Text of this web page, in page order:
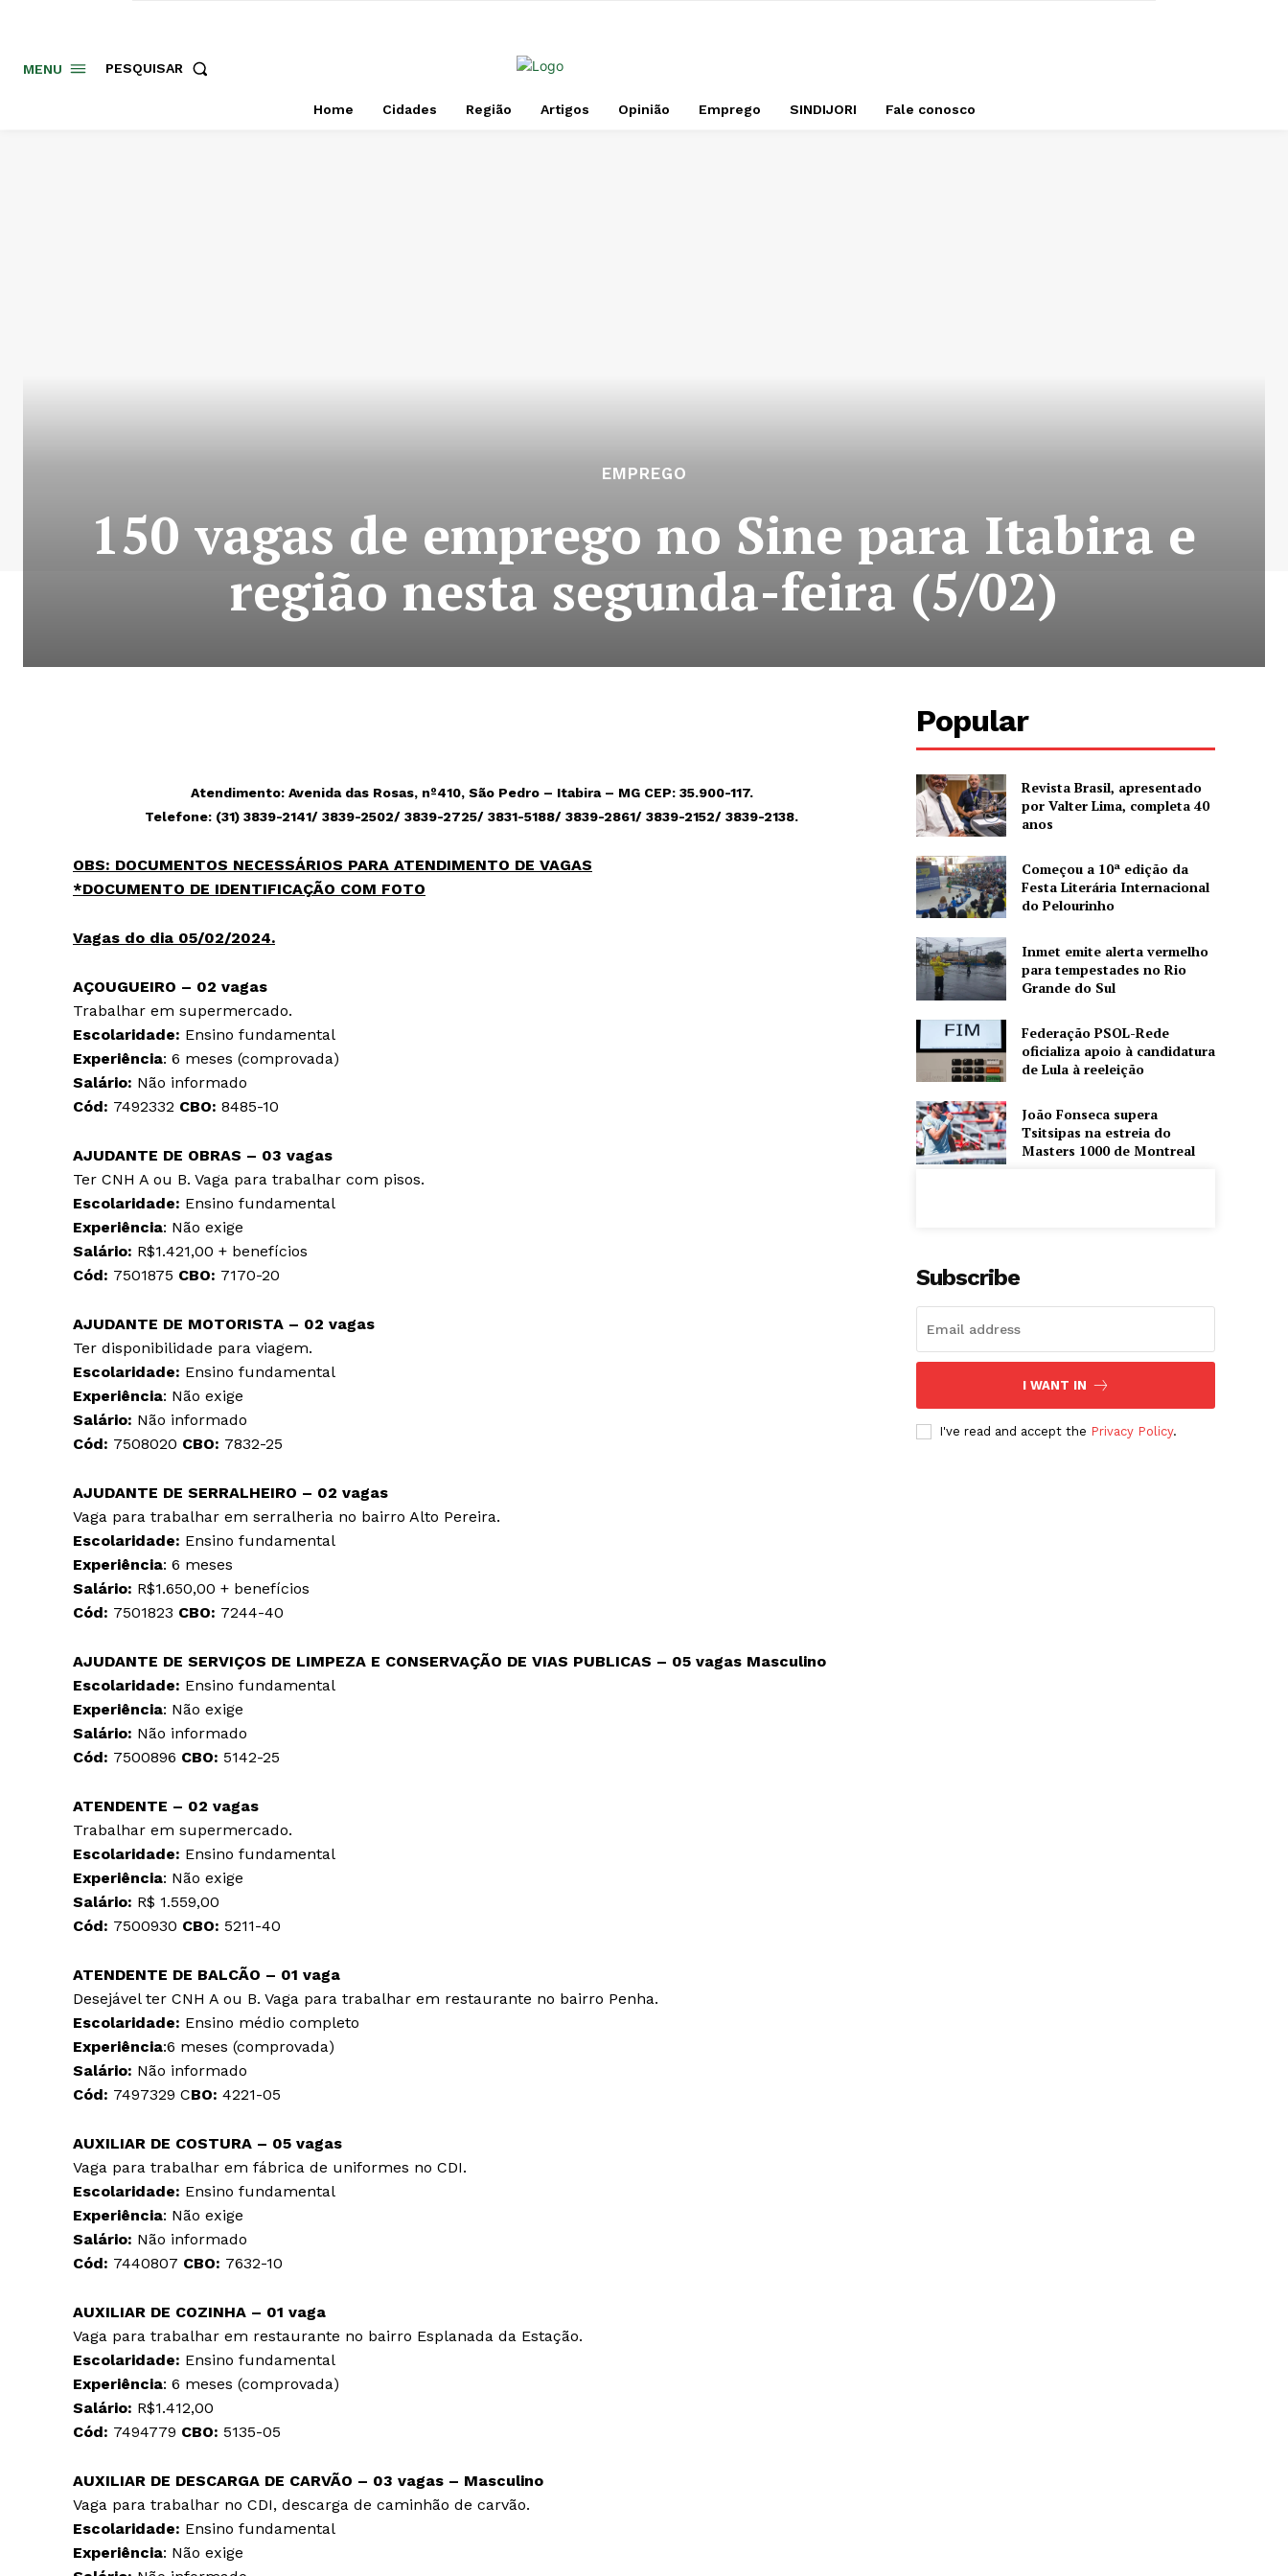
MENU PESQUISAR
Home Cidades Região Artigos Opinião Emprego SINDIJORI Fale conosco
EMPREGO
150 vagas de emprego no Sine para Itabira e
região nesta segunda-feira (5/02)
Atendimento: Avenida das Rosas, nº410, São Pedro – Itabira – MG CEP: 35.900-117.
Telefone: (31) 3839-2141/ 3839-2502/ 3839-2725/ 3831-5188/ 3839-2861/ 3839-2152/ 3839-2138.
OBS: DOCUMENTOS NECESSÁRIOS PARA ATENDIMENTO DE VAGAS
*DOCUMENTO DE IDENTIFICAÇÃO COM FOTO
Vagas do dia 05/02/2024.
AÇOUGUEIRO – 02 vagas
Trabalhar em supermercado.
Escolaridade: Ensino fundamental
Experiência: 6 meses (comprovada)
Salário: Não informado
Cód: 7492332 CBO: 8485-10
AJUDANTE DE OBRAS – 03 vagas
Ter CNH A ou B. Vaga para trabalhar com pisos.
Escolaridade: Ensino fundamental
Experiência: Não exige
Salário: R$1.421,00 + benefícios
Cód: 7501875 CBO: 7170-20
AJUDANTE DE MOTORISTA – 02 vagas
Ter disponibilidade para viagem.
Escolaridade: Ensino fundamental
Experiência: Não exige
Salário: Não informado
Cód: 7508020 CBO: 7832-25
AJUDANTE DE SERRALHEIRO – 02 vagas
Vaga para trabalhar em serralheria no bairro Alto Pereira.
Escolaridade: Ensino fundamental
Experiência: 6 meses
Salário: R$1.650,00 + benefícios
Cód: 7501823 CBO: 7244-40
AJUDANTE DE SERVIÇOS DE LIMPEZA E CONSERVAÇÃO DE VIAS PUBLICAS – 05 vagas Masculino
Escolaridade: Ensino fundamental
Experiência: Não exige
Salário: Não informado
Cód: 7500896 CBO: 5142-25
ATENDENTE – 02 vagas
Trabalhar em supermercado.
Escolaridade: Ensino fundamental
Experiência: Não exige
Salário: R$ 1.559,00
Cód: 7500930 CBO: 5211-40
ATENDENTE DE BALCÃO – 01 vaga
Desejável ter CNH A ou B. Vaga para trabalhar em restaurante no bairro Penha.
Escolaridade: Ensino médio completo
Experiência:6 meses (comprovada)
Salário: Não informado
Cód: 7497329 CBO: 4221-05
AUXILIAR DE COSTURA – 05 vagas
Vaga para trabalhar em fábrica de uniformes no CDI.
Escolaridade: Ensino fundamental
Experiência: Não exige
Salário: Não informado
Cód: 7440807 CBO: 7632-10
AUXILIAR DE COZINHA – 01 vaga
Vaga para trabalhar em restaurante no bairro Esplanada da Estação.
Escolaridade: Ensino fundamental
Experiência: 6 meses (comprovada)
Salário: R$1.412,00
Cód: 7494779 CBO: 5135-05
AUXILIAR DE DESCARGA DE CARVÃO – 03 vagas – Masculino
Vaga para trabalhar no CDI, descarga de caminhão de carvão.
Escolaridade: Ensino fundamental
Experiência: Não exige
Popular
Revista Brasil, apresentado
por Valter Lima, completa 40
anos
Começou a 10ª edição da
Festa Literária Internacional
do Pelourinho
Inmet emite alerta vermelho
para tempestades no Rio
Grande do Sul
Federação PSOL-Rede
oficializa apoio à candidatura
de Lula à reeleição
João Fonseca supera
Tsitsipas na estreia do
Masters 1000 de Montreal
Subscribe
I WANT IN
I've read and accept the Privacy Policy.